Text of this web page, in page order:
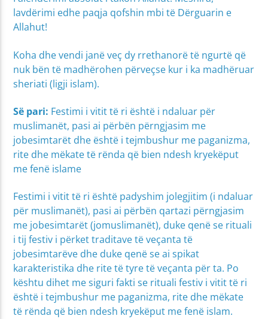
lavdërimi edhe paqja qofshin mbi të Dërguarin e
Allahut!
Koha dhe vendi janë veç dy rrethanorë të ngurtë që
nuk bën të madhërohen përveçse kur i ka madhëruar
sheriati (ligji islam).
Së pari: Festimi i vitit të ri është i ndaluar për
muslimanët, pasi ai përbën përngjasim me
jobesimtarët dhe është i tejmbushur me paganizma,
rite dhe mëkate të rënda që bien ndesh kryekëput
me fenë islame
Festimi i vitit të ri është padyshim jolegjitim (i ndaluar
për muslimanët), pasi ai përbën qartazi përngjasim
me jobesimtarët (jomuslimanët), duke qenë se rituali
i tij festiv i përket traditave të veçanta të
jobesimtarëve dhe duke qenë se ai spikat
karakteristika dhe rite të tyre të veçanta për ta. Po
kështu dihet me siguri fakti se rituali festiv i vitit të ri
është i tejmbushur me paganizma, rite dhe mëkate
të rënda që bien ndesh kryekëput me fenë islam.